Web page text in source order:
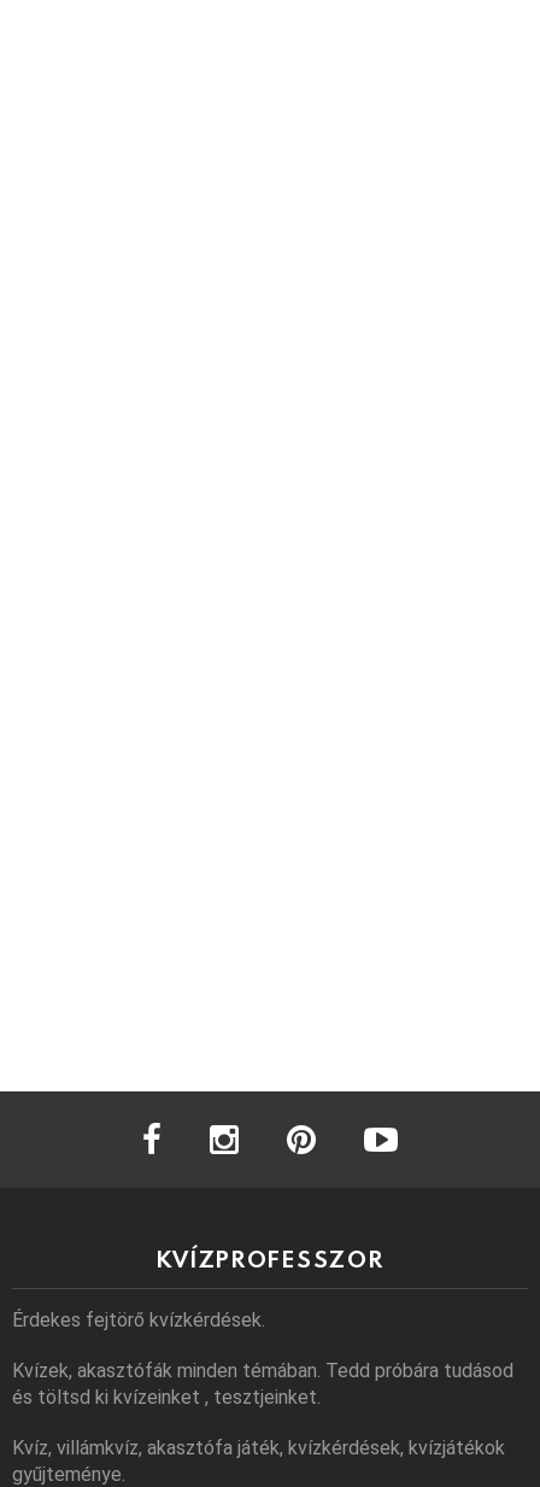
facebook instagram
KVÍZPROFESSZOR
Érdekes fejtörő kvízkérdések.
Kvízek, akasztófák minden témában. Tedd próbára tudásod
és töltsd ki kvízeinket , tesztjeinket.
Kvíz, villámkvíz, akasztófa játék, kvízkérdések, kvízjátékok
gyűjteménye.